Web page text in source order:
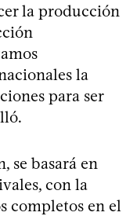
la producción
la
para ser
se basará en
con la
completos en el